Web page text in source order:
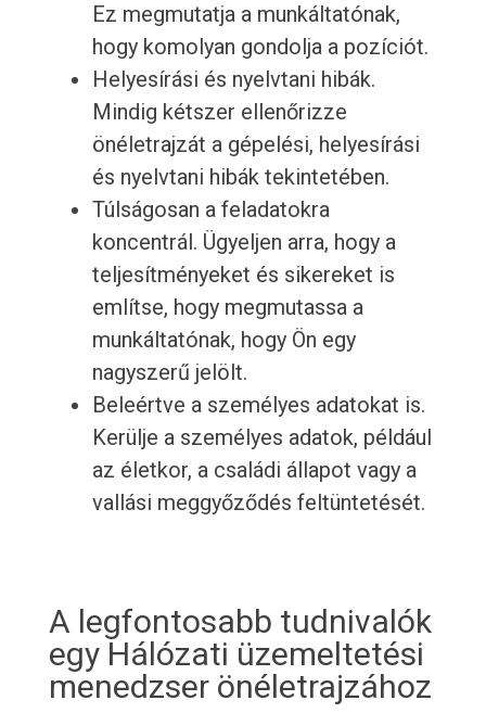
Ez megmutatja a munkáltatónak,
hogy komolyan gondolja a pozíciót.
Helyesírási és nyelvtani hibák.
Mindig kétszer ellenőrizze
önéletrajzát a gépelési, helyesírási
és nyelvtani hibák tekintetében.
Túlságosan a feladatokra
koncentrál. Ügyeljen arra, hogy a
teljesítményeket és sikereket is
említse, hogy megmutassa a
munkáltatónak, hogy Ön egy
nagyszerű jelölt.
Beleértve a személyes adatokat is.
Kerülje a személyes adatok, például
az életkor, a családi állapot vagy a
vallási meggyőződés feltüntetését.
A legfontosabb tudnivalók
egy Hálózati üzemeltetési
menedzser önéletrajzához